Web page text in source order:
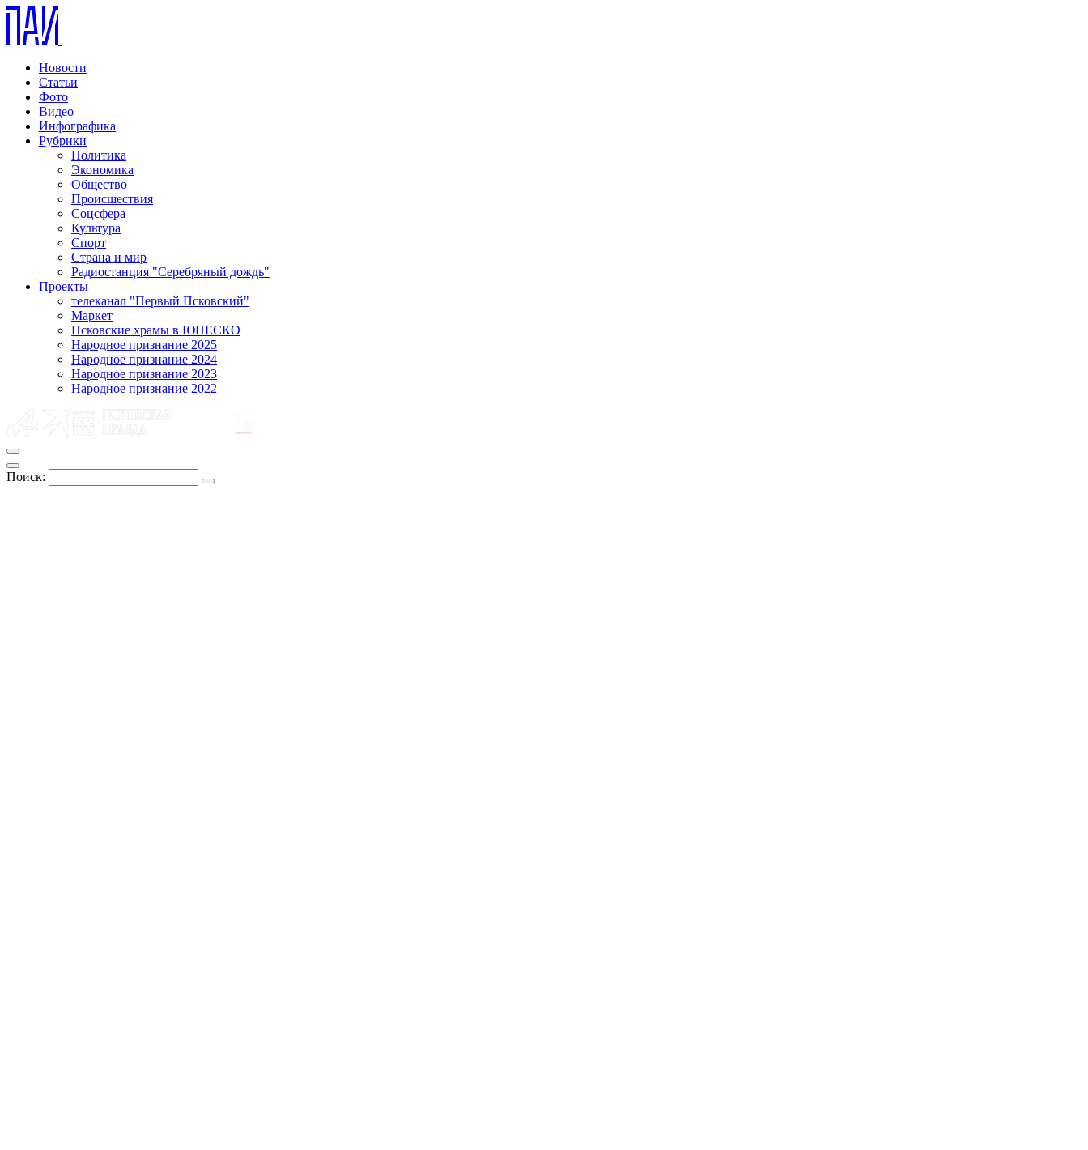
Новости
Статьи
Фото
Видео
Инфографика
Рубрики
Политика
Экономика
Общество
Происшествия
Соцсфера
Культура
Спорт
Страна и мир
Радиостанция "Серебряный дождь"
Проекты
телеканал "Первый Псковский"
Маркет
Псковские храмы в ЮНЕСКО
Народное признание 2025
Народное признание 2024
Народное признание 2023
Народное признание 2022
Поиск: